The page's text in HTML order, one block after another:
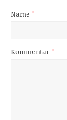
Name*
Kommentar*